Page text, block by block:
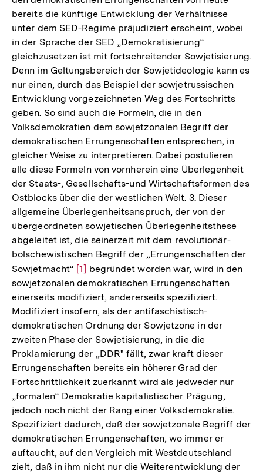
bereits die künftige Entwicklung der Verhältnisse
unter dem SED-Regime präjudiziert erscheint, wobei
in der Sprache der SED „Demokratisierung“
gleichzusetzen ist mit fortschreitender Sowjetisierung.
Denn im Geltungsbereich der Sowjetideologie kann es
nur einen, durch das Beispiel der sowjetrussischen
Entwicklung vorgezeichneten Weg des Fortschritts
geben. So sind auch die Formeln, die in den
Volksdemokratien dem sowjetzonalen Begriff der
demokratischen Errungenschaften entsprechen, in
gleicher Weise zu interpretieren. Dabei postulieren
alle diese Formeln von vornherein eine Überlegenheit
der Staats-, Gesellschafts-und Wirtschaftsformen des
Ostblocks über die der westlichen Welt. 3. Dieser
allgemeine Überlegenheitsanspruch, der von der
übergeordneten sowjetischen Überlegenheitsthese
abgeleitet ist, die seinerzeit mit dem revolutionär-
bolschewistischen Begriff der „Errungenschaften der
Sowjetmacht“ Zur
Auflösung
der
Fußnote
[1] begründet worden war, wird in den
sowjetzonalen demokratischen Errungenschaften
einerseits modifiziert, andererseits spezifiziert.
Modifiziert insofern, als der antifaschistisch-
demokratischen Ordnung der Sowjetzone in der
zweiten Phase der Sowjetisierung, in die die
Proklamierung der „DDR" fällt, zwar kraft dieser
Errungenschaften bereits ein höherer Grad der
Fortschrittlichkeit zuerkannt wird als jedweder nur
„formalen“ Demokratie kapitalistischer Prägung,
jedoch noch nicht der Rang einer Volksdemokratie.
Spezifiziert dadurch, daß der sowjetzonale Begriff der
demokratischen Errungenschaften, wo immer er
auftaucht, auf den Vergleich mit Westdeutschland
zielt, daß in ihm nicht nur die Weiterentwicklung der